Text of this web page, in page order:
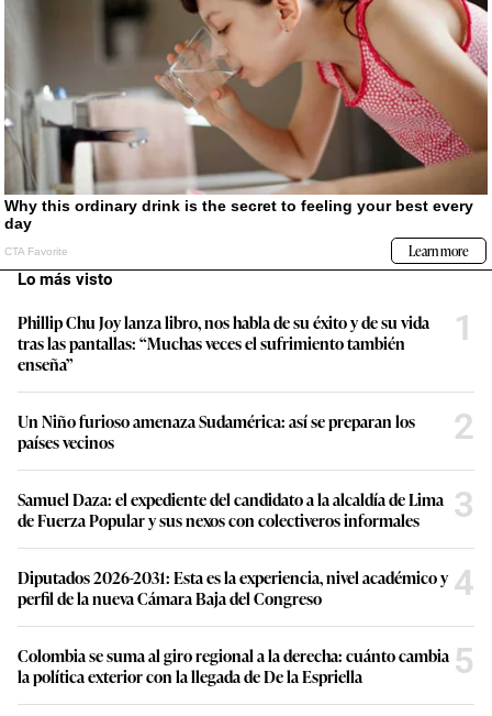
Lo más visto
Phillip Chu Joy lanza libro, nos habla de su éxito y de su vida
tras las pantallas: “Muchas veces el sufrimiento también
enseña”
1
Un Niño furioso amenaza Sudamérica: así se preparan los
países vecinos
2
Samuel Daza: el expediente del candidato a la alcaldía de Lima
de Fuerza Popular y sus nexos con colectiveros informales
3
Diputados 2026-2031: Esta es la experiencia, nivel académico y
perfil de la nueva Cámara Baja del Congreso
4
Colombia se suma al giro regional a la derecha: cuánto cambia
la política exterior con la llegada de De la Espriella
5